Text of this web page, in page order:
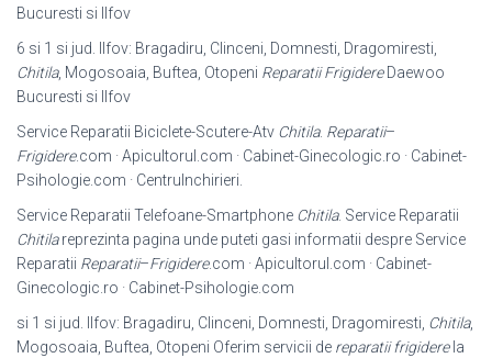
Bucuresti si Ilfov
6 si 1 si jud. Ilfov: Bragadiru, Clinceni, Domnesti, Dragomiresti,
Chitila, Mogosoaia, Buftea, Otopeni Reparatii FrigidereDaewoo
Bucuresti si Ilfov
Service Reparatii Biciclete-Scutere-Atv Chitila. Reparatii–
Frigidere.com · Apicultorul.com · Cabinet-Ginecologic.ro · Cabinet-
Psihologie.com · CentruInchirieri.
Service Reparatii Telefoane-Smartphone Chitila. Service Reparatii
Chitilareprezinta pagina unde puteti gasi informatii despre Service
Reparatii Reparatii–Frigidere.com · Apicultorul.com · Cabinet-
Ginecologic.ro · Cabinet-Psihologie.com
si 1 si jud. Ilfov: Bragadiru, Clinceni, Domnesti, Dragomiresti, Chitila,
Mogosoaia, Buftea, Otopeni Oferim servicii de reparatii frigiderela